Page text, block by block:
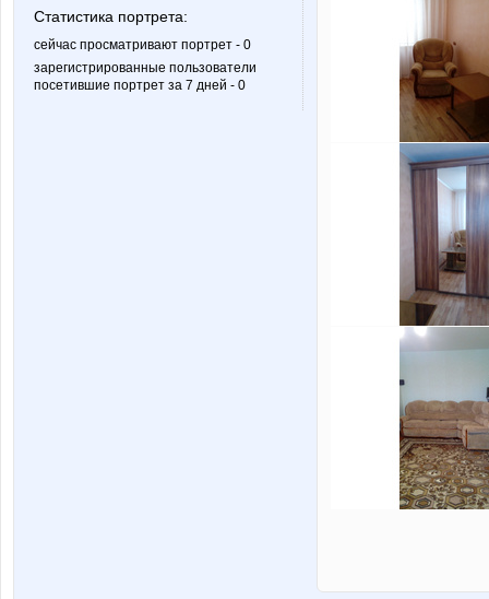
Статистика портрета:
сейчас просматривают портрет - 0
зарегистрированные пользователи
посетившие портрет за 7 дней - 0